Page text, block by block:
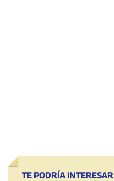
TE PODRÍA INTERESAR